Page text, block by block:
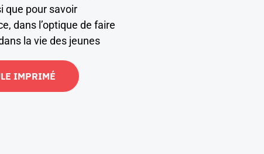
que pour savoir
dans l’optique de faire
la vie des jeunes
IMPRIMÉ